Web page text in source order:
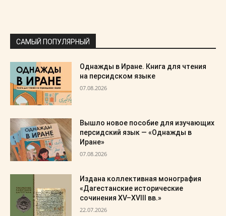
САМЫЙ ПОПУЛЯРНЫЙ
Однажды в Иране. Книга для чтения
на персидском языке
07.08.2026
Вышло новое пособие для изучающих
персидский язык — «Однажды в
Иране»
07.08.2026
Издана коллективная монография
«Дагестанские исторические
сочинения XV–XVIII вв.»
22.07.2026